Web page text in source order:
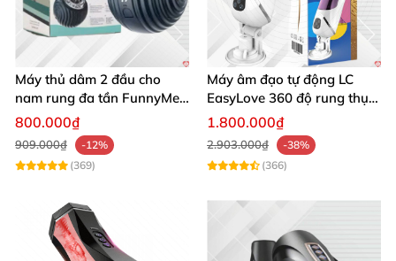
Máy thủ dâm 2 đầu cho
nam rung đa tần FunnyMee
Ngụy trang bóng Pokemon
800.000₫
909.000₫
-12%
(369)
Máy âm đạo tự động LC
EasyLove 360 độ rung thụt
đa chức năng sục mạnh
1.800.000₫
2.903.000₫
-38%
(366)